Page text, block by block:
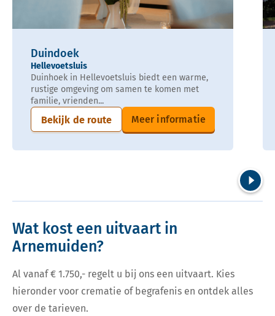
Duindoek
Hellevoetsluis
Duinhoek in Hellevoetsluis biedt een warme,
rustige omgeving om samen te komen met
familie, vrienden...
Bekijk de route Meer informatie
Wat kost een uitvaart in
Arnemuiden?
Al vanaf € 1.750,- regelt u bij ons een uitvaart. Kies
hieronder voor crematie of begrafenis en ontdek alles
over de tarieven.